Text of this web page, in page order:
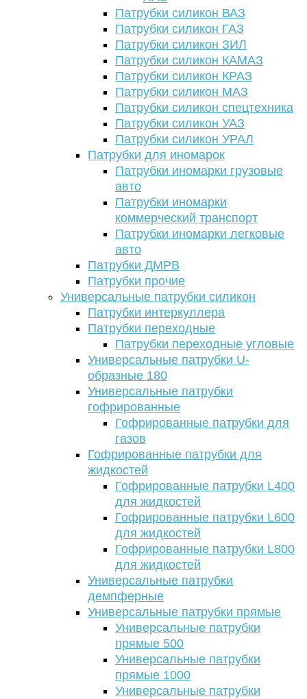
Патрубки силикон ВАЗ
Патрубки силикон ГАЗ
Патрубки силикон ЗИЛ
Патрубки силикон КАМАЗ
Патрубки силикон КРАЗ
Патрубки силикон МАЗ
Патрубки силикон спецтехника
Патрубки силикон УАЗ
Патрубки силикон УРАЛ
Патрубки для иномарок
Патрубки иномарки грузовые
авто
Патрубки иномарки
коммерческий транспорт
Патрубки иномарки легковые
авто
Патрубки ДМРВ
Патрубки прочие
Универсальные патрубки силикон
Патрубки интеркуллера
Патрубки переходные
Патрубки переходные угловые
Универсальные патрубки U-
образные 180
Универсальные патрубки
гофрированные
Гофрированные патрубки для
газов
Гофрированные патрубки для
жидкостей
Гофрированные патрубки L400
для жидкостей
Гофрированные патрубки L600
для жидкостей
Гофрированные патрубки L800
для жидкостей
Универсальные патрубки
демпферные
Универсальные патрубки прямые
Универсальные патрубки
прямые 500
Универсальные патрубки
прямые 1000
Универсальные патрубки